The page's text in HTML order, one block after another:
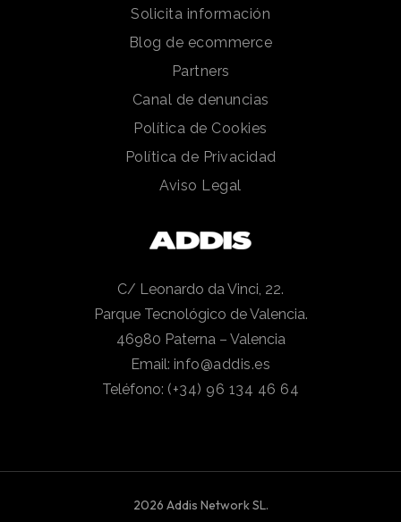
Solicita información
Blog de ecommerce
Partners
Canal de denuncias
Política de Cookies
Política de Privacidad
Aviso Legal
C/ Leonardo da Vinci, 22.
Parque Tecnológico de Valencia.
46980 Paterna – Valencia
Email: info@addis.es
Teléfono: (+34) 96 134 46 64
2026 Addis Network SL.